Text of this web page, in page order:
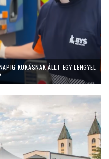
KUKÁSNAK ÁLLT EGY LENGYEL